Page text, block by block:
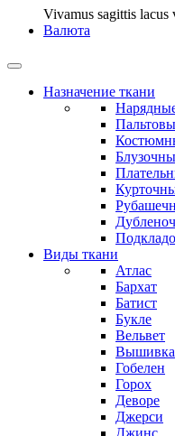
Vivamus sagittis lacus
Валюта
Назначение ткани
Виды ткани
Атлас
Бархат
Батист
Букле
Вельвет
Вышивка
Гобелен
Горох
Деворе
Джерси
Джинс